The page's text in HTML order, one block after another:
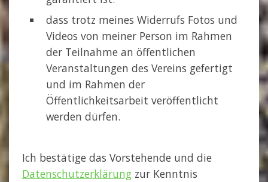
dass trotz meines Widerrufs Fotos und
Videos von meiner Person im Rahmen
der Teilnahme an öffentlichen
Veranstaltungen des Vereins gefertigt
und im Rahmen der
Öffentlichkeitsarbeit veröffentlicht
werden dürfen.
Ich bestätige das Vorstehende und die
Datenschutzerklärungzur Kenntnis